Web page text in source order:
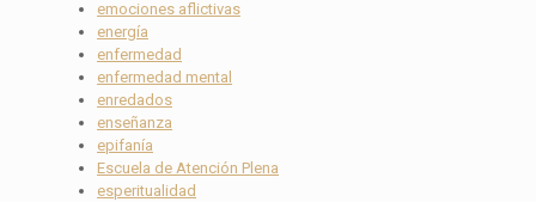
emociones aflictivas
energía
enfermedad
enfermedad mental
enredados
enseñanza
epifanía
Escuela de Atención Plena
esperitualidad